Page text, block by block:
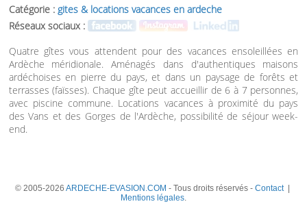
Catégorie : gites & locations vacances en ardeche
Réseaux sociaux :
Quatre gîtes vous attendent pour des vacances ensoleillées en
Ardèche méridionale. Aménagés dans d'authentiques maisons
ardéchoises en pierre du pays, et dans un paysage de forêts et
terrasses (faïsses). Chaque gîte peut accueillir de 6 à 7 personnes,
avec piscine commune. Locations vacances à proximité du pays
des Vans et des Gorges de l'Ardèche, possibilité de séjour week-
end.
© 2005-2026 ARDECHE-EVASION.COM - Tous droits réservés - Contact|
Mentions légales.